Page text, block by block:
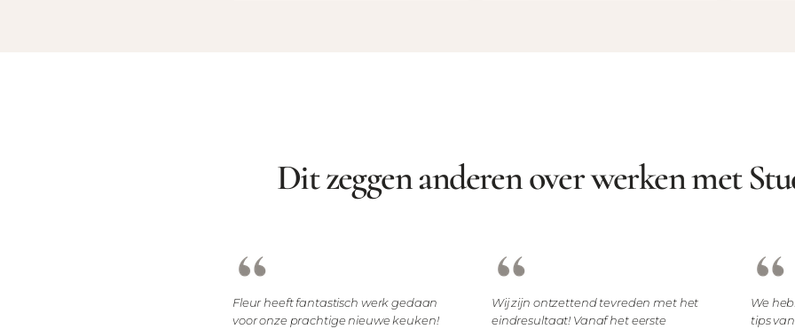
Dit zeggen anderen over werken met
Fleur heeft fantastisch werk gedaan
voor onze prachtige nieuwe keuken!
Wij zijn ontzettend tevreden met het
eindresultaat! Vanaf het eerste
We
tips